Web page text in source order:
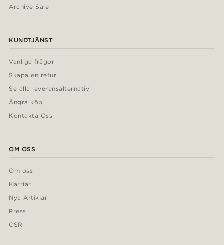
Archive Sale
KUNDTJÄNST
Vanliga frågor
Skapa en retur
Se alla leveransalternativ
Ångra köp
Kontakta Oss
OM OSS
Om oss
Karriär
Nya Artiklar
Press
CSR